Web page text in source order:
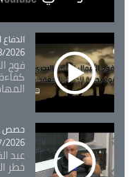
Catégorie
الدفاع
- 12:10
فوج
Catégorie
حصص
- 09:49
عبد
خطر